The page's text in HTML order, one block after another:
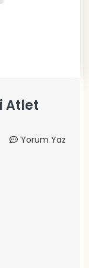
Atlet
Yorum Yaz